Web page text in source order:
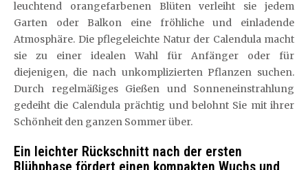
leuchtend orangefarbenen Blüten verleiht sie jedem
Garten oder Balkon eine fröhliche und einladende
Atmosphäre. Die pflegeleichte Natur der Calendula macht
sie zu einer idealen Wahl für Anfänger oder für
diejenigen, die nach unkomplizierten Pflanzen suchen.
Durch regelmäßiges Gießen und Sonneneinstrahlung
gedeiht die Calendula prächtig und belohnt Sie mit ihrer
Schönheit den ganzen Sommer über.
Ein leichter Rückschnitt nach der ersten
Blühphase fördert einen kompakten Wuchs und